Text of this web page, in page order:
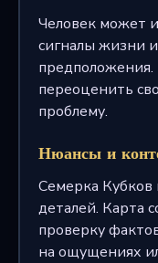
Человек может
сигналы жизни
предположения.
переоценить
проблему.
Нюансы и
Семерка Кубков
деталей. Карта
проверку
на ощущениях